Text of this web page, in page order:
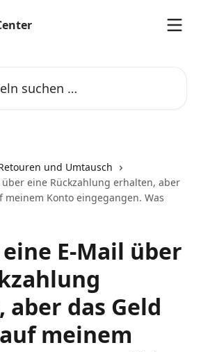
und Umtausch
eine Rückzahlung erhalten, aber
meinem Konto eingegangen. Was
E-Mail über
das Geld
meinem